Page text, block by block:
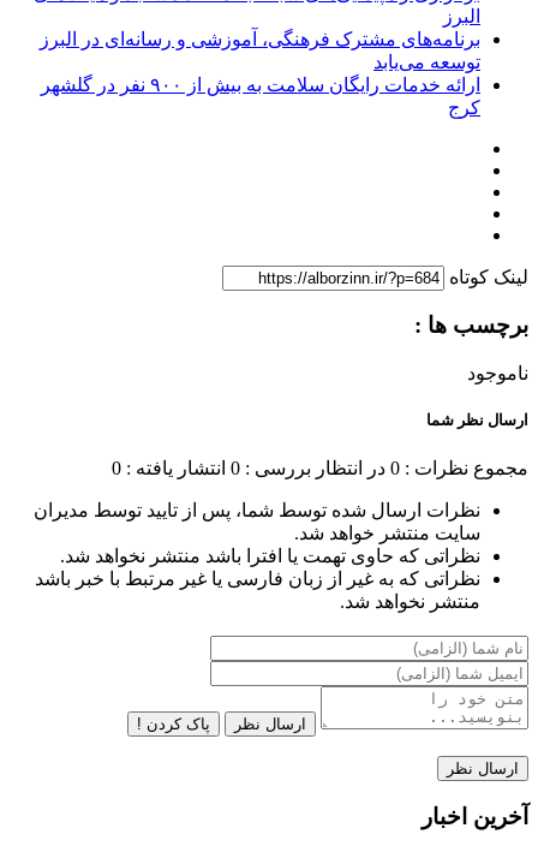
البرز
برنامه‌های مشترک فرهنگی، آموزشی و رسانه‌ای در البرز
توسعه می‌یابد
ارائه خدمات رایگان سلامت به بیش از ۹۰۰ نفر در گلشهر
کرج
لینک کوتاه
برچسب ها :
ناموجود
ارسال نظر شما
مجموع نظرات : 0 در انتظار بررسی : 0 انتشار یافته : 0
نظرات ارسال شده توسط شما، پس از تایید توسط مدیران
سایت منتشر خواهد شد.
نظراتی که حاوی تهمت یا افترا باشد منتشر نخواهد شد.
نظراتی که به غیر از زبان فارسی یا غیر مرتبط با خبر باشد
منتشر نخواهد شد.
ارسال نظر پاک کردن !
آخرین اخبار